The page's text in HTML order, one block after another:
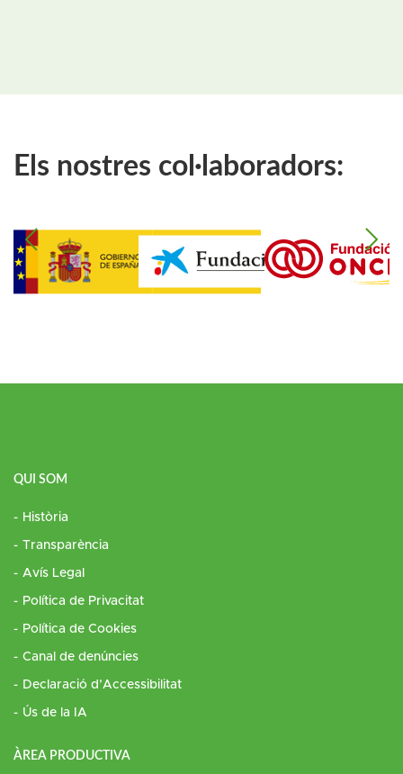
Els nostres col·laboradors:
QUI SOM
Història
Transparència
Avís Legal
Política de Privacitat
Política de Cookies
Canal de denúncies
Declaració d’Accessibilitat
Ús de la IA
ÀREA PRODUCTIVA